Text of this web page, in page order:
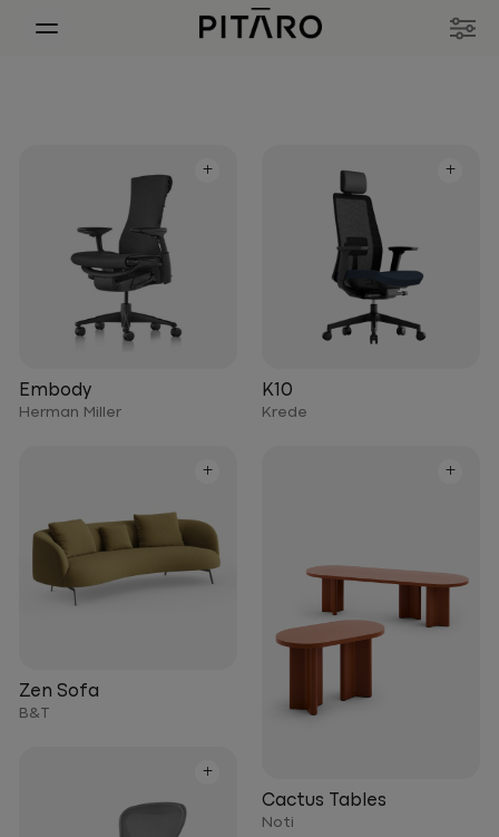
+
K10
Krede
+
Embody
Herman Miller
+
Cactus Tables
Noti
+
Zen Sofa
B&T
+